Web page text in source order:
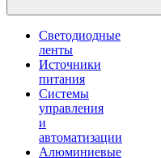
Светодиодные
ленты
Источники
питания
Системы
управления
и
автоматизации
Алюминиевые